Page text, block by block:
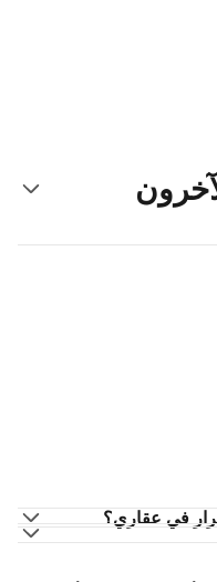
في عقاري؟